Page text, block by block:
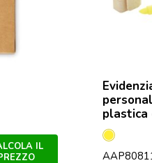
IL
plastica
Giallo